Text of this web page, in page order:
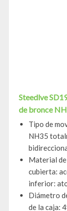
Steedlve
de bronce
Tipo de
NH35
Material
cubierta:
inferior:
Diámetro
de la caja: